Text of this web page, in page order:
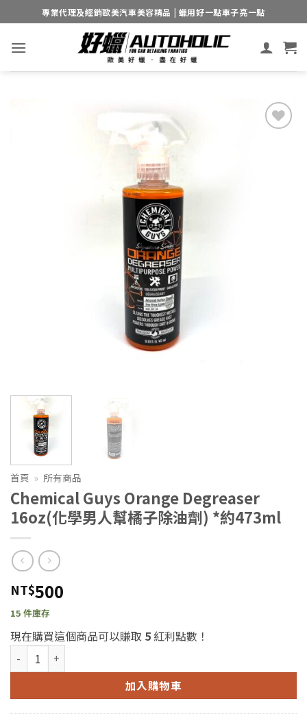
to
content
專業代理及經銷歐美汽車美容精品 | 蠟用好一點車子亮一點
首頁 » 所有商品
Chemical Guys Orange Degreaser
16oz(化學男人幫橘子除油劑) *約473ml
NT$500
15 件庫存
現在購買這個商品可以賺取 5紅利點數！
Chemical Guys Orange Degreaser 16oz(化學男人幫橘子除油劑)
加入購物車